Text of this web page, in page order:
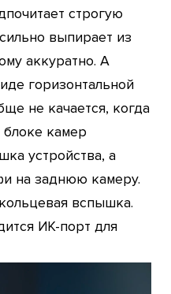
строгую
выпирает из
аккуратно. А
горизонтальной
не качается, когда
блоке камер
устройства, а
на заднюю камеру.
вспышка.
ИК-порт для